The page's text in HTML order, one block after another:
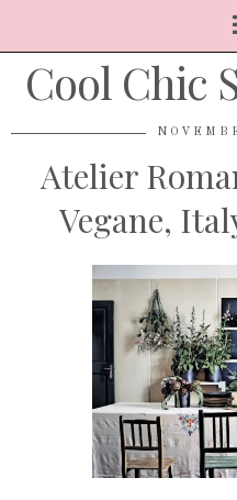
Cool Chic
Atelier
Vegane,